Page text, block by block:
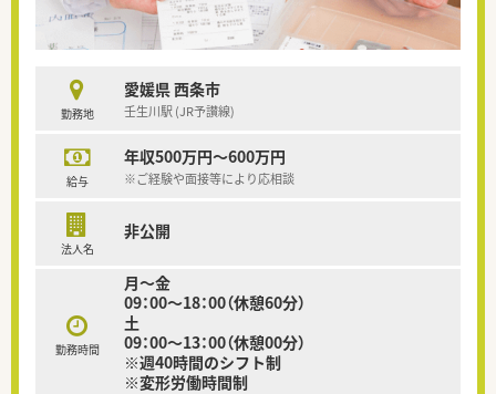
勤務地
愛媛県 西条市
壬生川駅 (JR予讃線)
給与
年収500万円～600万円
※ご経験や面接等により応相談
法人名
非公開
勤務時間
月～金
09：00～18：00（休憩60分）
土
09：00～13：00（休憩00分）
※週40時間のシフト制
※変形労働時間制